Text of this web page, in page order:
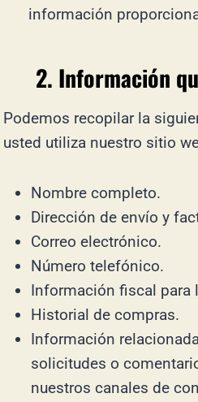
información
2. Información
Podemos recopilar la
usted utiliza nuestro sitio
Nombre completo.
Dirección de envío y
Correo electrónico.
Número telefónico.
Información fiscal para
Historial de compras.
Información
solicitudes o
nuestros canales de